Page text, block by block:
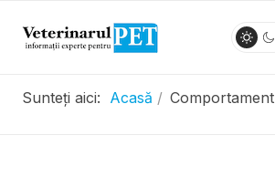
Sunteți aici: Acasă Comportament